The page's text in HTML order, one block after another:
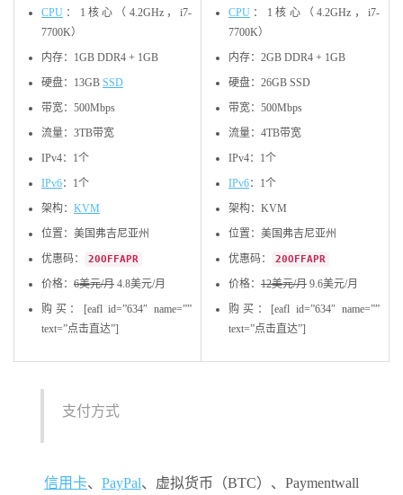
CPU ：1核心（4.2GHz，i7-
7700K）
内存：1GB DDR4 + 1GB
硬盘：13GB SSD
带宽：500Mbps
流量：3TB带宽
IPv4：1个
IPv6：1个
架构： KVM
位置：美国弗吉尼亚州
优惠码：
20OFFAPR
价格： 6美元/月 4.8美元/月
购买：[eafl id=”634″ name=””
text=”点击直达”]
CPU ：1核心（4.2GHz，i7-
7700K）
内存：2GB DDR4 + 1GB
硬盘：26GB SSD
带宽：500Mbps
流量：4TB带宽
IPv4：1个
IPv6：1个
架构：KVM
位置：美国弗吉尼亚州
优惠码：
20OFFAPR
价格： 12美元/月 9.6美元/月
购买：[eafl id=”634″ name=””
text=”点击直达”]
支付方式
信用卡、 PayPal、虚拟货币（BTC）、Paymentwall